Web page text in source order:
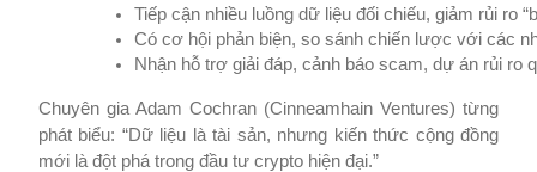
Tiếp cận nhiều luồng dữ liệu đối chiếu, giảm rủi ro
Có cơ hội phản biện, so sánh chiến lược với các
Nhận hỗ trợ giải đáp, cảnh báo scam, dự án rủi ro
Chuyên gia Adam Cochran (Cinneamhain Ventures) từng
phát biểu: “Dữ liệu là tài sản, nhưng kiến thức cộng đồng
mới là đột phá trong đầu tư crypto hiện đại.”